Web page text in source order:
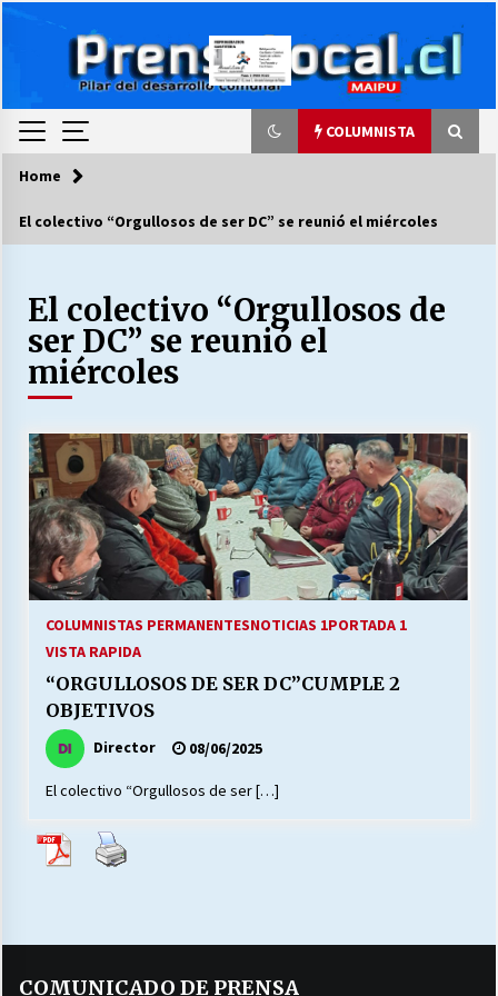
COLUMNISTA
COLUMNISTA
03/08/2026
LA DC POR SIEMPRE.RECORDANDO 69 AÑOS DE
HISTORIA
“ORGULLOSOS DE SER DC” SALUDA EL
CUMPLEAÑOS 69
27/07/2026
MUNICIPALIDAD, TRABAJADORES, CLIMA
LABORAL:
13/07/2026
25/06/2026
¿Qué habrían dicho?
23/06/2026
28/05/2026
Home
El colectivo “Orgullosos de ser DC” se reunió el miércoles
El colectivo “Orgullosos de
ser DC” se reunió el
miércoles
COLUMNISTAS PERMANENTESNOTICIAS 1PORTADA 1
VISTA RAPIDA
“ORGULLOSOS DE SER DC”CUMPLE 2
OBJETIVOS
Director 08/06/2025
El colectivo “Orgullosos de ser […]
COMUNICADO DE PRENSA